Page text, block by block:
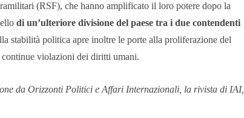
(RSF), che hanno amplificato il loro potere dopo la
di un’ulteriore divisione del paese tra i due contendenti
stabilità politica apre inoltre le porte alla proliferazione del
violazioni dei diritti umani.
da Orizzonti Politici e Affari Internazionali, la rivista di IAI,